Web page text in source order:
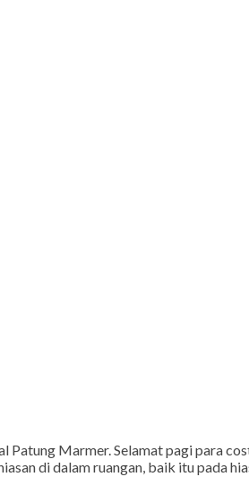
Marmer. Selamat pagi para
di dalam ruangan, baik itu pada